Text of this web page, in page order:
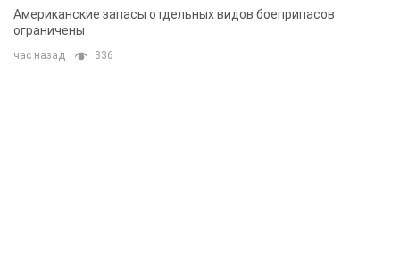
Американские запасы отдельных видов боеприпасов
ограничены
час назад 336